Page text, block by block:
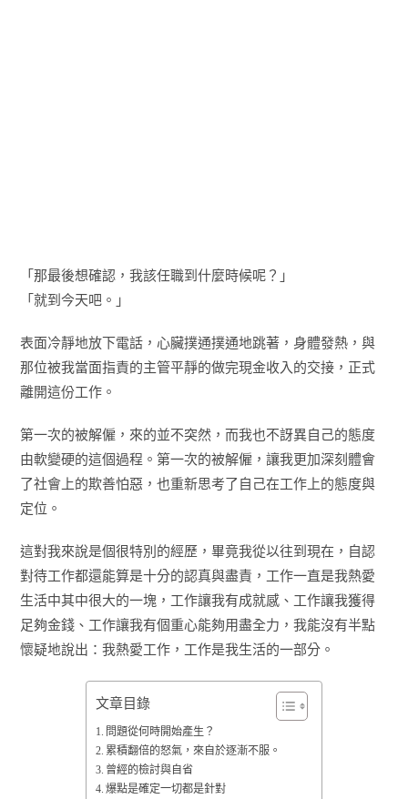
「那最後想確認，我該任職到什麼時候呢？」
「就到今天吧。」
表面冷靜地放下電話，心臟撲通撲通地跳著，身體發熱，與
那位被我當面指責的主管平靜的做完現金收入的交接，正式
離開這份工作。
第一次的被解僱，來的並不突然，而我也不訝異自己的態度
由軟變硬的這個過程。第一次的被解僱，讓我更加深刻體會
了社會上的欺善怕惡，也重新思考了自己在工作上的態度與
定位。
這對我來說是個很特別的經歷，畢竟我從以往到現在，自認
對待工作都還能算是十分的認真與盡責，工作一直是我熱愛
生活中其中很大的一塊，工作讓我有成就感、工作讓我獲得
足夠金錢、工作讓我有個重心能夠用盡全力，我能沒有半點
懷疑地說出：我熱愛工作，工作是我生活的一部分。
文章目錄
問題從何時開始產生？
累積翻倍的怒氣，來自於逐漸不服。
曾經的檢討與自省
爆點是確定一切都是針對